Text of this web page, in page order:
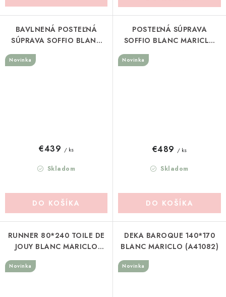
BAVLNENÁ POSTEĽNÁ
SÚPRAVA SOFFIO BLANC
Novinka
Skladom
€439 / ks
DO KOŠÍKA
POSTEĽNÁ SÚPRAVA
SOFFIO BLANC MARICLO
Novinka
Skladom
€489 / ks
DO KOŠÍKA
RUNNER 80*240 TOILE DE
JOUY BLANC MARICLO
Novinka
DEKA BAROQUE 140*170
BLANC MARICLO (A41082)
Novinka